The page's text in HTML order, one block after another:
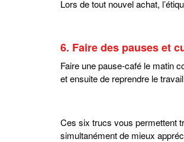
Lors de tout nouvel achat,
6. Faire des pauses et
Faire une pause-café le matin
et ensuite de reprendre le
Ces six trucs vous permettent
simultanément de mieux